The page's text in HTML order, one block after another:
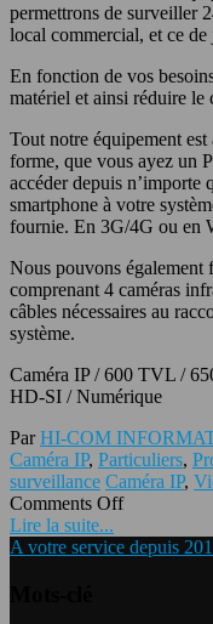
permettrons de surveiller
local commercial, et ce
En fonction de vos
matériel et ainsi réduire le
Tout notre équipement est
forme, que vous ayez un
accéder depuis
smartphone à votre
fournie. En 3G/4G ou en
Nous pouvons également
comprenant 4 caméras
câbles nécessaires au
système.
Caméra IP / 600 TVL /
HD-SI / Numérique
ParHI-COM
Caméra IP, Particuliers,
surveillance Caméra IP,
Comments Off
Lire la suite...
A votre service depuis